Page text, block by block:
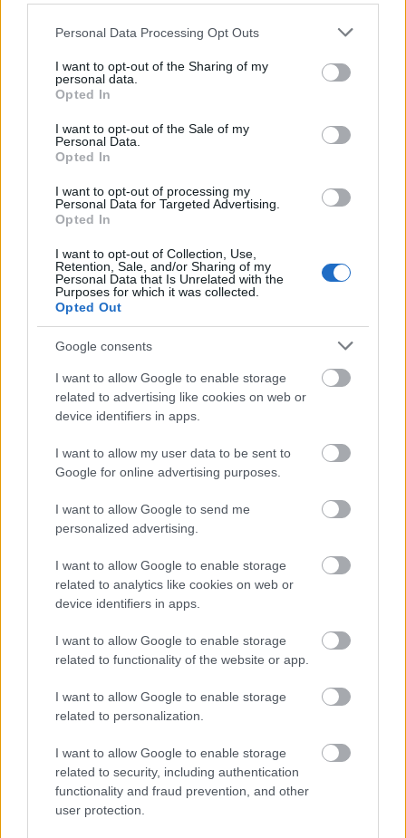
Please note that this website/app uses one or more Google
not limited to your visit or usage behaviour. You may click to
grant or deny consent to Google and its third-party tags to
use your data for below specified purposes in below Google
consent section.
Personal Data Processing Opt Outs
I want to opt-out of the Sharing of my
personal data.
Opted In
I want to opt-out of the Sale of my
Personal Data.
Opted In
I want to opt-out of processing my
Personal Data for Targeted Advertising.
Opted In
I want to opt-out of Collection, Use,
Retention, Sale, and/or Sharing of my
Personal Data that Is Unrelated with the
Purposes for which it was collected.
Opted Out
Google consents
I want to allow Google to enable storage
related to advertising like cookies on web or
device identifiers in apps.
I want to allow my user data to be sent to
Google for online advertising purposes.
I want to allow Google to send me
personalized advertising.
I want to allow Google to enable storage
related to analytics like cookies on web or
device identifiers in apps.
I want to allow Google to enable storage
related to functionality of the website or app.
I want to allow Google to enable storage
related to personalization.
I want to allow Google to enable storage
related to security, including authentication
functionality and fraud prevention, and other
user protection.
/ 29° Καθαρός καιρός
14/08
27° Καθαρός καιρός
16/08
25° Καθαρός καιρός
17/08